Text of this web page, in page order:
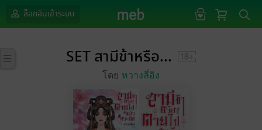
ล็อกอินเข้าระบบ
SET สามีข้าหรือ...
โดย หวางลี่อิง